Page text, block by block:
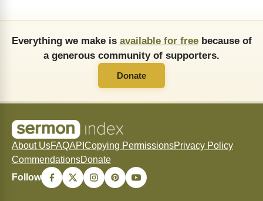
Everything we make is available for freebecause of
a generous community of supporters.
Donate
About UsFAQAPI Copying PermissionsPrivacy Policy
CommendationsDonate
Follow